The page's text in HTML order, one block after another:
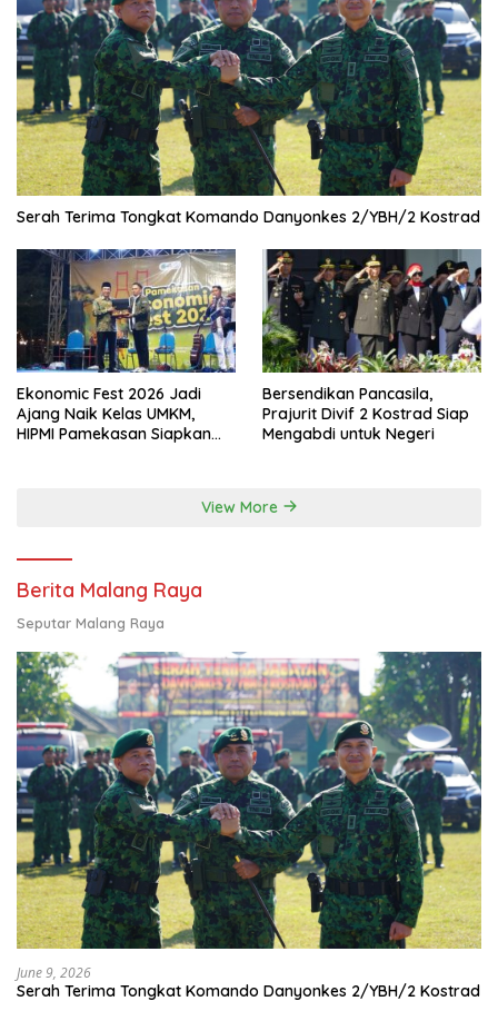
Serah Terima Tongkat Komando Danyonkes 2/YBH/2 Kostrad
Ekonomic Fest 2026 Jadi
Ajang Naik Kelas UMKM,
HIPMI Pamekasan Siapkan
Bersendikan Pancasila,
Prajurit Divif 2 Kostrad Siap
Mengabdi untuk Negeri
View More
Berita Malang Raya
Seputar Malang Raya
June 9, 2026
Serah Terima Tongkat Komando Danyonkes 2/YBH/2 Kostrad